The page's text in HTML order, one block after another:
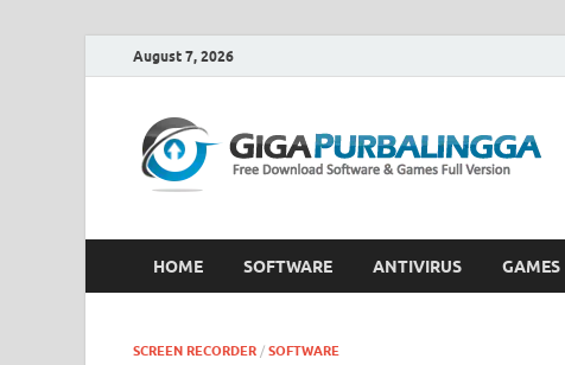
August 7, 2026
HOME SOFTWARE ANTIVIRUS GAMES
SCREEN RECORDER / SOFTWARE